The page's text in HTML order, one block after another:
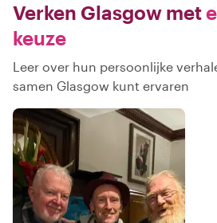
Verken Glasgow met
keuze
Leer over hun persoonlijke
samen Glasgow kunt ervaren